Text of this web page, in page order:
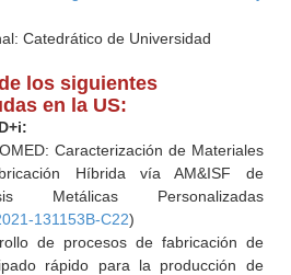
Catedrático de Universidad
los siguientes
en la US:
Caracterización de Materiales
Híbrida vía AM&ISF de
Metálicas Personalizadas
131153B-C22)
de procesos de fabricación de
rápido para la producción de